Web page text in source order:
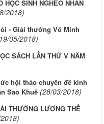
HỌC SINH NGHÈO NHÂN
2018)
- Giải thưởng Võ Minh
05/2018)
SÁCH LẦN THỨ V NĂM
hội thảo chuyên đề kinh
Sao Khuê (28/03/2018)
THƯỞNG LƯƠNG THẾ